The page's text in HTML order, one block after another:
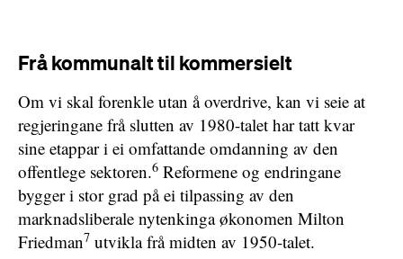
Frå kommunalt til kommersielt
Om vi skal forenkle utan å overdrive, kan vi seie at
regjeringane frå slutten av 1980-talet har tatt kvar
sine etappar i ei omfattande omdanning av den
offentlege sektoren.6 Reformene og endringane
bygger i stor grad på ei tilpassing av den
marknadsliberale nytenkinga økonomen Milton
Friedman7 utvikla frå midten av 1950-talet.